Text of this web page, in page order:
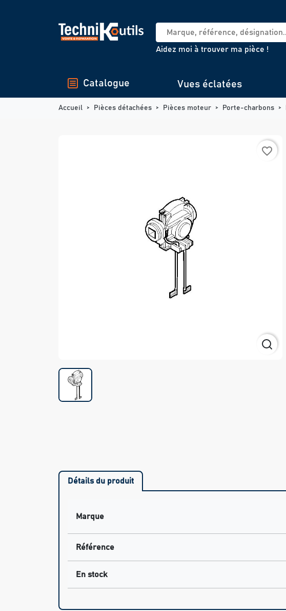
Aidez moi à trouver ma pièce !
Catalogue Vues éclatées
Accueil Pièces détachées Pièces moteur Porte-charbons
favorite_border
Détails du produit
Marque
Référence
En stock